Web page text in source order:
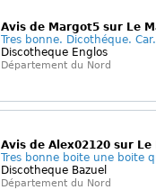
Avis de Margot5 sur Le
Tres bonne. Dicothéque.
Discotheque Englos
Département du Nord
Avis de Alex02120 sur Le
Tres bonne boite une boite
Discotheque Bazuel
Département du Nord